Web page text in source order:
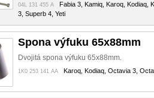
04L 131 455 A Fabia 3, Kamiq, Karoq, Kodiaq,
3, Superb 4, Yeti
Spona výfuku 65x88mm
Dvojitá spona výfuku 65x88mm.
1K0 253 141 AA Karoq, Kodiaq, Octavia 3,